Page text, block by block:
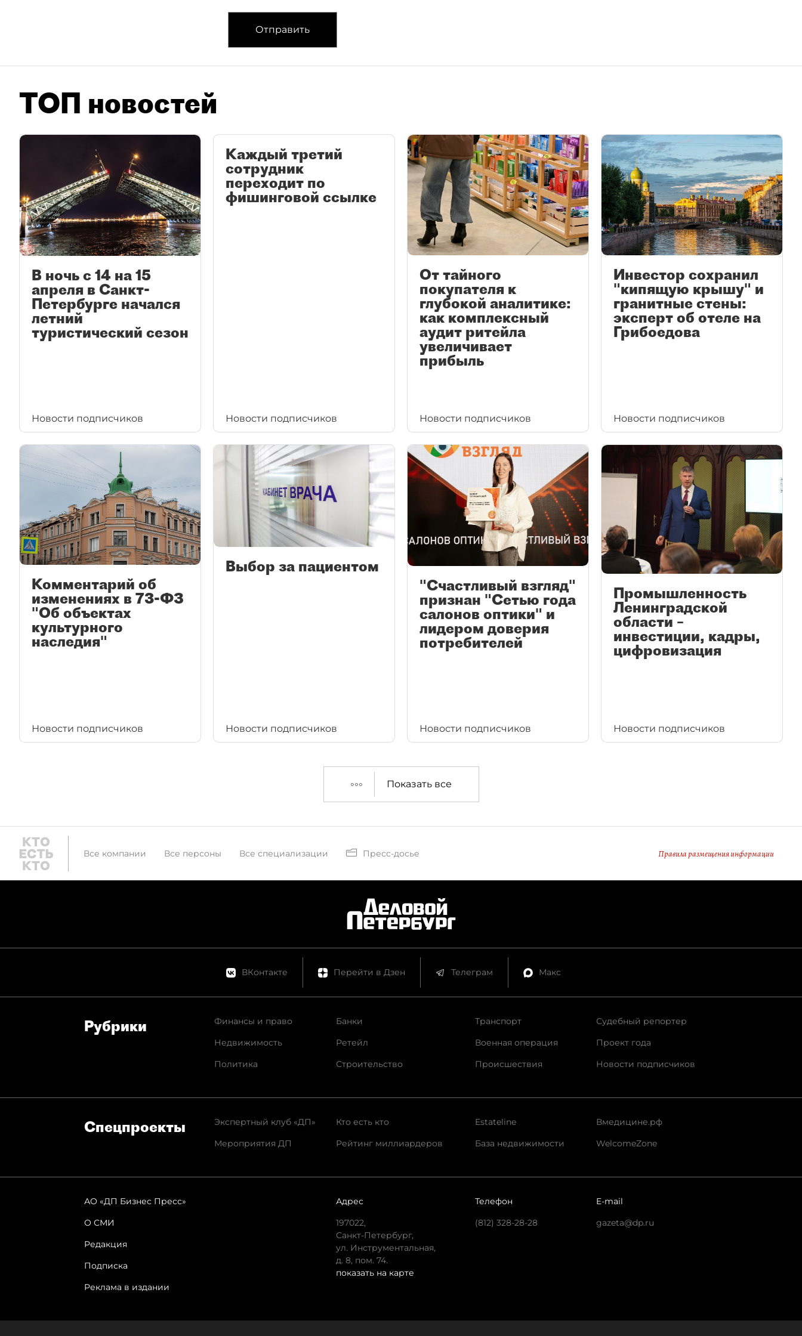
Отправить
ТОП новостей
В ночь с 14 на 15
апреля в Санкт-
Петербурге начался
летний
туристический сезон
Новости подписчиков
Каждый третий
сотрудник
переходит по
фишинговой ссылке
Новости подписчиков
От тайного
покупателя к
глубокой аналитике:
как комплексный
аудит ритейла
увеличивает
прибыль
Новости подписчиков
Инвестор сохранил
"кипящую крышу" и
гранитные стены:
эксперт об отеле на
Грибоедова
Новости подписчиков
Комментарий об
изменениях в 73-ФЗ
"Об объектах
культурного
наследия"
Новости подписчиков
Выбор за пациентом
Новости подписчиков
"Счастливый взгляд"
признан "Сетью года
салонов оптики" и
лидером доверия
потребителей
Новости подписчиков
Промышленность
Ленинградской
области –
инвестиции, кадры,
цифровизация
Новости подписчиков
Показать все
Все компании Все персоны Все специализации Пресс-досье Правила размещения информации
ВКонтакте Перейти в Дзен Телеграм Макс
Рубрики
Финансы и право
Недвижимость
Политика
Банки
Ретейл
Строительство
Транспорт
Военная операция
Происшествия
Судебный репортер
Проект года
Новости подписчиков
Спец­проекты
Экспертный клуб «ДП»
Мероприятия ДП
Кто есть кто
Рейтинг миллиардеров
Estateline
База недвижимости
Вмедицине.рф
WelcomeZone
АО «ДП Бизнес Пресс»
О СМИ
Редакция
Подписка
Реклама в издании
Адрес
197022,
Санкт-Петербург,
ул. Инструментальная,
д. 8, пом. 74.
показать на карте
Телефон
(812) 328-28-28
E-mail
gazeta@dp.ru